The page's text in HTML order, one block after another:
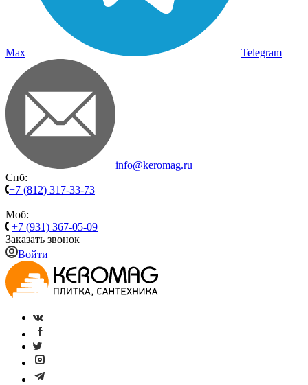
Max Telegram
info@keromag.ru
Спб:
+7 (812) 317-33-73
Моб:
+7 (931) 367-05-09
Заказать звонок
Войти